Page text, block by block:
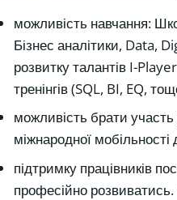
можливість навчання:
Бізнес аналітики, Data,
розвитку талантів I-
тренінгів (SQL, BI, EQ,
можливість брати участь
міжнародної
підтримку працівників
професійно